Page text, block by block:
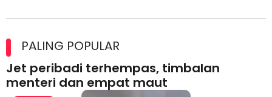
lesen separuh pertama 2026
PALING POPULAR
Jet peribadi terhempas, timbalan
menteri dan empat maut